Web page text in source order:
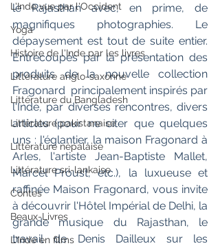
L'Inde vue par l'Occident
Yoga
Histoire de l'Inde par les livres
Littérature anglo-saxonne
Littérature du Bangladesh
Littérature pakistanaise
Littérature népalaise
Littérature sri-lankaise
Contes
Beaux-Livres
L'Inde en films
le Rajasthan avec, en prime, de
magnifiques photographies. Le
dépaysement est tout de suite entier.
Entrecoupés par la présentation des
produits de la nouvelle collection
Fragonard  principalement inspirés par
l'Inde, par diverses rencontres, divers
articles (pour ne citer que quelques
uns : l'églantier, la maison Fragonard à
Arles, l'artiste Jean-Baptiste Mallet,
Marcel Proust, etc.), la luxueuse et
raffinée Maison Fragonard, vous invite
à découvrir l'Hôtel Impérial de Delhi, la
grande musique du Rajasthan, le
travail de Denis Dailleux sur les